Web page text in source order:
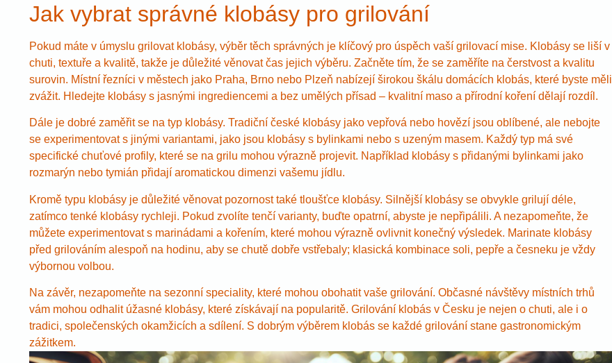
Jak vybrat správné klobásy pro grilování
Pokud máte v úmyslu grilovat klobásy, výběr těch správných je klíčový pro úspěch vaší grilovací mise. Klobásy se liší v
chuti, textuře a kvalitě, takže je důležité věnovat čas jejich výběru. Začněte tím, že se zaměříte na čerstvost a kvalitu
surovin. Místní řezníci v městech jako Praha, Brno nebo Plzeň nabízejí širokou škálu domácích klobás, které byste měli
zvážit. Hledejte klobásy s jasnými ingrediencemi a bez umělých přísad – kvalitní maso a přírodní koření dělají rozdíl.
Dále je dobré zaměřit se na typ klobásy. Tradiční české klobásy jako vepřová nebo hovězí jsou oblíbené, ale nebojte
se experimentovat s jinými variantami, jako jsou klobásy s bylinkami nebo s uzeným masem. Každý typ má své
specifické chuťové profily, které se na grilu mohou výrazně projevit. Například klobásy s přidanými bylinkami jako
rozmarýn nebo tymián přidají aromatickou dimenzi vašemu jídlu.
Kromě typu klobásy je důležité věnovat pozornost také tloušťce klobásy. Silnější klobásy se obvykle grilují déle,
zatímco tenké klobásy rychleji. Pokud zvolíte tenčí varianty, buďte opatrní, abyste je nepřipálili. A nezapomeňte, že
můžete experimentovat s marinádami a kořením, které mohou výrazně ovlivnit konečný výsledek. Marinate klobásy
před grilováním alespoň na hodinu, aby se chutě dobře vstřebaly; klasická kombinace soli, pepře a česneku je vždy
výbornou volbou.
Na závěr, nezapomeňte na sezonní speciality, které mohou obohatit vaše grilování. Občasné návštěvy místních trhů
vám mohou odhalit úžasné klobásy, které získávají na popularitě. Grilování klobás v Česku je nejen o chuti, ale i o
tradici, společenských okamžicích a sdílení. S dobrým výběrem klobás se každé grilování stane gastronomickým
zážitkem.